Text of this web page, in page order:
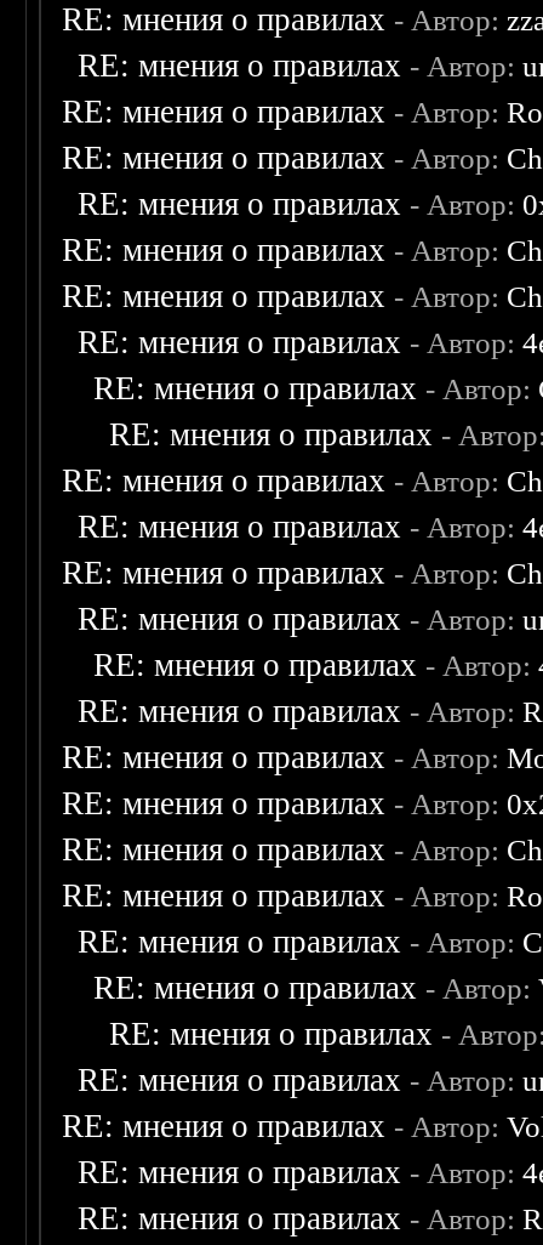
RE: мнения о правилах - Автор:
RE: мнения о правилах - Автор:
RE: мнения о правилах - Автор:
RE: мнения о правилах - Автор:
RE: мнения о правилах - Автор:
RE: мнения о правилах - Автор:
RE: мнения о правилах - Автор:
RE: мнения о правилах - Автор:
RE: мнения о правилах - Автор:
RE: мнения о правилах -
RE: мнения о правилах - Автор:
RE: мнения о правилах - Автор:
RE: мнения о правилах - Автор:
RE: мнения о правилах - Автор:
RE: мнения о правилах - Автор:
RE: мнения о правилах - Автор:
RE: мнения о правилах - Автор:
RE: мнения о правилах - Автор:
RE: мнения о правилах - Автор:
RE: мнения о правилах - Автор:
RE: мнения о правилах - Автор:
RE: мнения о правилах - Автор:
RE: мнения о правилах -
RE: мнения о правилах - Автор:
RE: мнения о правилах - Автор:
RE: мнения о правилах - Автор:
RE: мнения о правилах - Автор: